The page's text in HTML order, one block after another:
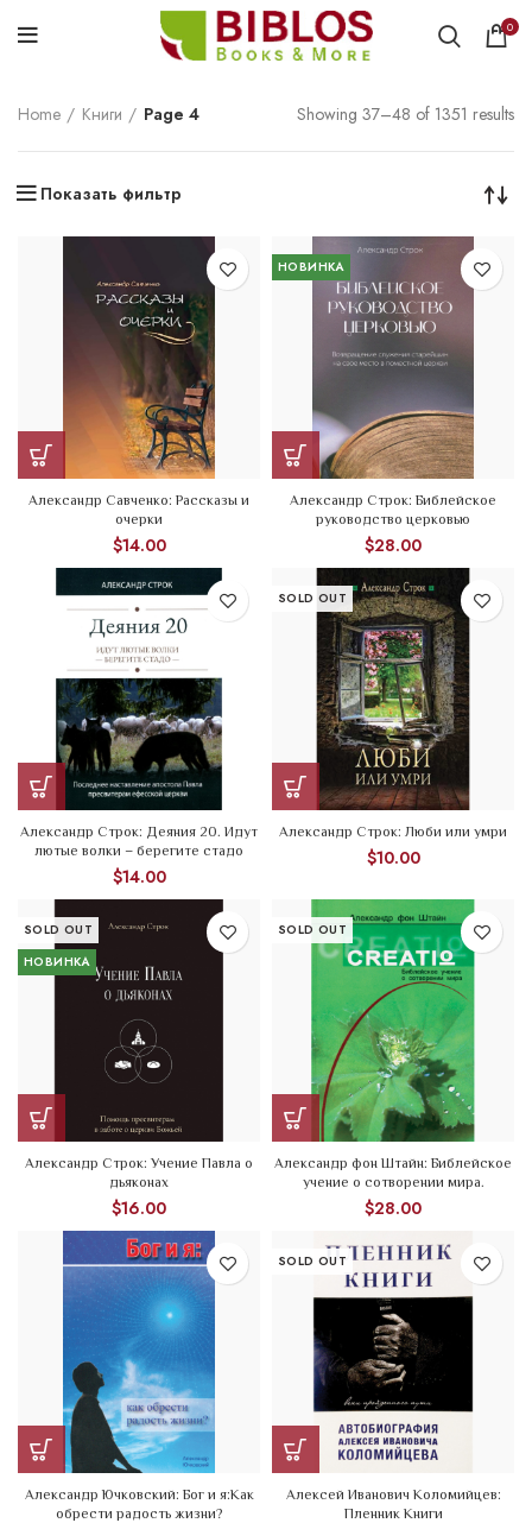
0
Home Книги Page 4 Showing 37–48 of 1351 results
Показать фильтр
Александр Савченко: Рассказы и
очерки
$14.00
НОВИНКА
Александр Строк: Библейское
руководство церковью
$28.00
Александр Строк: Деяния 20. Идут
лютые волки – берегите стадо
$14.00
SOLD OUT
Александр Строк: Люби или умри
$10.00
SOLD OUT
НОВИНКА
Александр Строк: Учение Павла о
дьяконах
$16.00
SOLD OUT
Александр фон Штайн: Библейское
учение о сотворении мира.
$28.00
Александр Ючковский: Бог и я:Как
обрести радость жизни?
SOLD OUT
Алексей Иванович Коломийцев:
Пленник Книги